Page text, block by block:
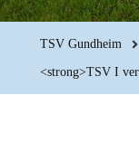
TSV Gundheim
<strong>TSV I